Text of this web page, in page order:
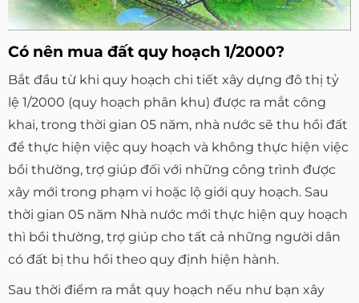
Có nên mua đất quy hoạch 1/2000?
Bắt đầu từ khi quy hoạch chi tiết xây dựng đô thị tỷ
lệ 1/2000 (quy hoạch phân khu) được ra mắt công
khai, trong thời gian 05 năm, nhà nước sẽ thu hồi đất
để thực hiện việc quy hoạch và không thực hiện việc
bồi thường, trợ giúp đối với những công trình được
xây mới trong phạm vi hoặc lộ giới quy hoạch. Sau
thời gian 05 năm Nhà nước mới thực hiện quy hoạch
thì bồi thường, trợ giúp cho tất cả những người dân
có đất bị thu hồi theo quy định hiện hành.
Sau thời điểm ra mắt quy hoạch nếu như bạn xây